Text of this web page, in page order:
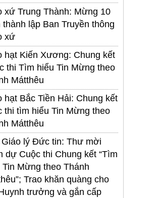
xứ Trung Thành: Mừng 10
thành lập Ban Truyền thông
xứ
hạt Kiến Xương: Chung kết
thi Tìm hiểu Tin Mừng theo
Mátthêu
hạt Bắc Tiền Hải: Chung kết
thi tìm hiểu Tin Mừng theo
Mátthêu
Giáo lý Đức tin: Thư mời
dự Cuộc thi Chung kết “Tìm
Tin Mừng theo Thánh
Trao khăn quàng cho
trưởng và gắn cấp